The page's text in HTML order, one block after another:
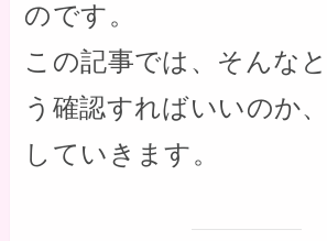
のです。
この記事では、そんな
う確認すればいいのか
していきます。